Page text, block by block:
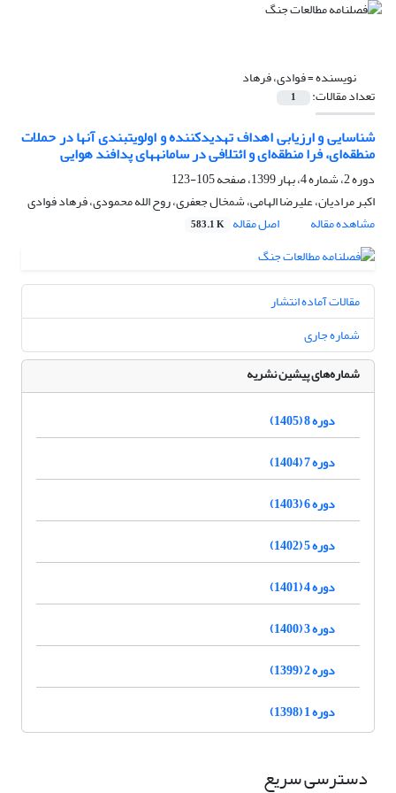
نویسنده =فوادی، فرهاد
تعداد مقالات: 1
شناسایی و ارزیابی اهداف تهدیدکننده و اولویت‏بندی آن‏ها در حملات
منطقه‌ای، فرا منطقه‌ای و ائتلافی در سامانه‏های پدافند هوایی
دوره 2، شماره 4، بهار 1399، صفحه
105-123
اکبر مرادیان، علیرضا الهامی، شمخال جعفری، روح الله محمودی، فرهاد فوادی
مشاهده مقاله
اصل مقاله 583.1 K
مقالات آماده انتشار
شماره جاری
شماره‌های پیشین نشریه
دوره 8 (1405)
دوره 7 (1404)
دوره 6 (1403)
دوره 5 (1402)
دوره 4 (1401)
دوره 3 (1400)
دوره 2 (1399)
دوره 1 (1398)
دسترسی سریع